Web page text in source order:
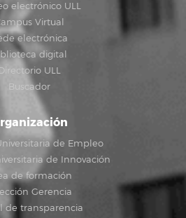
electrónico ULL
Virtual
electrónica
digital
ULL
Buscador
de Empleo
de Innovación
de formación
Gerencia
de transparencia